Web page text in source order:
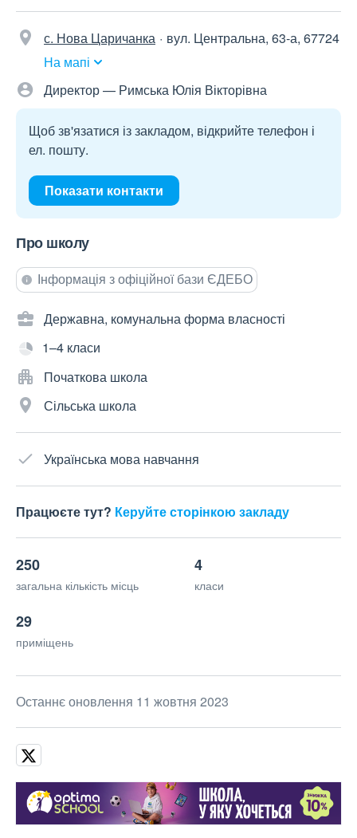
с. Нова Царичанка
вул. Центральна, 63-а, 67724
На мапі
Директор — Римська Юлія Вікторівна
Щоб зв'язатися із закладом, відкрийте телефон і
ел. пошту.
Показати контакти
Про школу
Інформація з офіційної бази ЄДЕБО
Державна, комунальна форма власності
1–4 класи
Початкова школа
Сільська школа
Українська мова навчання
Працюєте тут? Керуйте сторінкою закладу
250
загальна кількість місць
4
класи
29
приміщень
Останнє оновлення 11 жовтня 2023